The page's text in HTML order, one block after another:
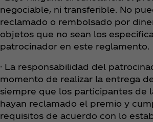
negociable, ni transferible. No
reclamado o rembolsado por
objetos que no sean los
patrocinador en este reglamento.
· La responsabilidad del
momento de realizar la entrega
siempre que los participantes de
hayan reclamado el premio y
requisitos de acuerdo con lo